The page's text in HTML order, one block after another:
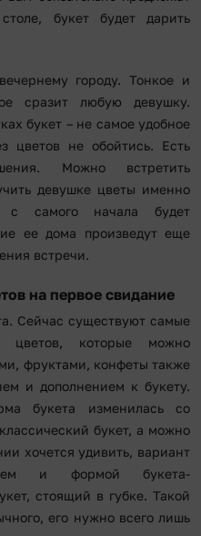
букет будет дарить
городу. Тонкое и
сразит любую девушку.
букет – не самое удобное
цветов не обойтись. Есть
Можно встретить
девушке цветы именно
самого начала будет
ее дома произведут еще
встречи.
на первое свидание
Сейчас существуют самые
цветов, которые можно
фруктами, конфеты также
и дополнением к букету.
букета изменилась со
букет, а можно
хочется удивить, вариант
и формой букета-
стоящий в губке. Такой
его нужно всего лишь